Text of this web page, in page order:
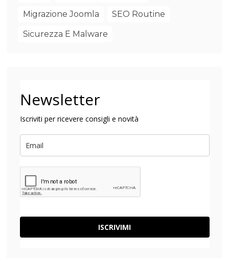
Migrazione Joomla SEO Routine
Sicurezza E Malware
Newsletter
Iscriviti per ricevere consigli e novità
ISCRIVIMI